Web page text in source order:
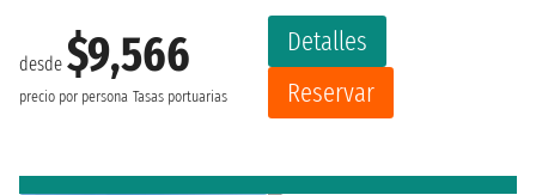
desde $9,566
precio por persona Tasas portuarias
Detalles
Reservar